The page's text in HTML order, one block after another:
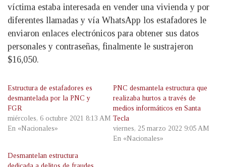
víctima estaba interesada en vender una vivienda y por
diferentes llamadas y vía WhatsApp los estafadores le
enviaron enlaces electrónicos para obtener sus datos
personales y contraseñas, finalmente le sustrajeron
$16,050.
Estructura de estafadores es
desmantelada por la PNC y
FGR
miércoles, 6 octubre 2021 8:13 AM
En «Nacionales»
PNC desmantela estructura que
realizaba hurtos a través de
medios informáticos en Santa
Tecla
viernes, 25 marzo 2022 9:05 AM
En «Nacionales»
Desmantelan estructura